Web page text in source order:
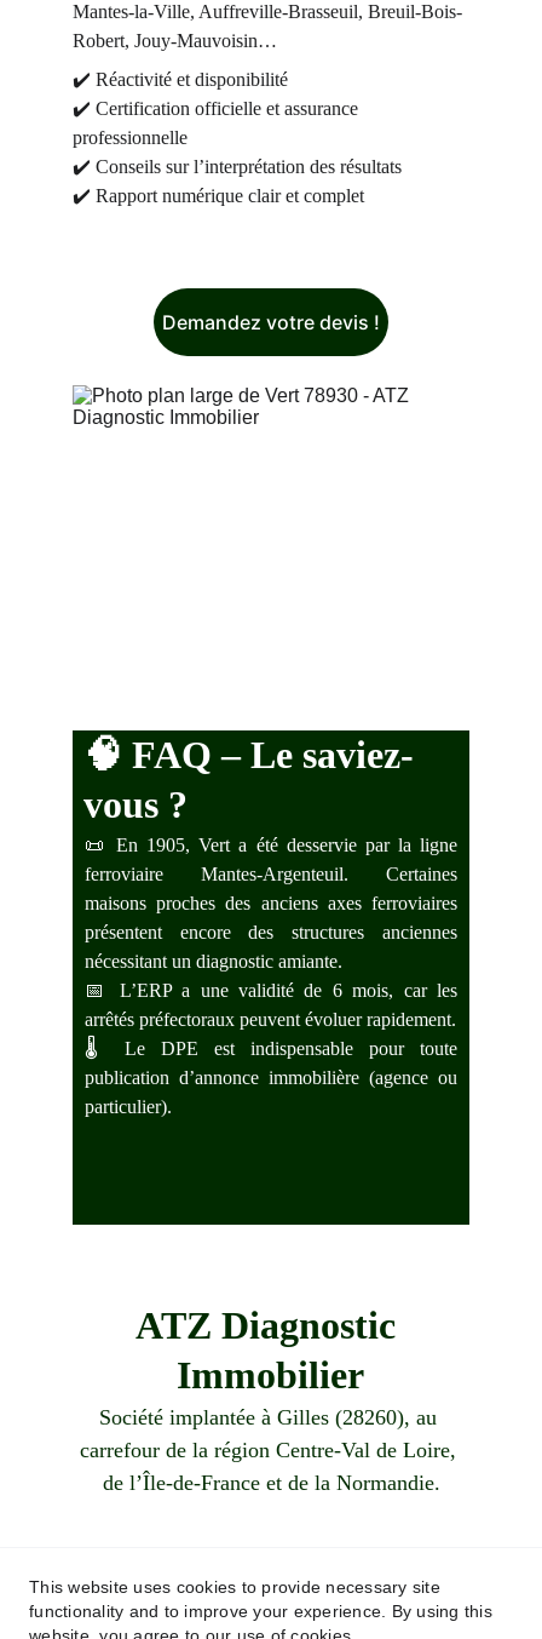
Demandez votre devis !
🧠 FAQ – Le saviez-
vous ?
📜 En 1905, Vert a été desservie par la ligne
ferroviaire Mantes-Argenteuil. Certaines
maisons proches des anciens axes ferroviaires
présentent encore des structures anciennes
nécessitant un diagnostic amiante.
📅 L’ERP a une validité de 6 mois, car les
arrêtés préfectoraux peuvent évoluer rapidement.
🌡️ Le DPE est indispensable pour toute
publication d’annonce immobilière (agence ou
particulier).
Mantes-la-Ville, Auffreville-Brasseuil, Breuil-Bois-
Robert, Jouy-Mauvoisin…
✔️ Réactivité et disponibilité
✔️ Certification officielle et assurance
professionnelle
✔️ Conseils sur l’interprétation des résultats
✔️ Rapport numérique clair et complet
ATZ Diagnostic
Immobilier
06 83 87 26 15
Société implantée à Gilles (28260), au
carrefour de la région Centre-Val de Loire,
de l’Île-de-France et de la Normandie.
This website uses cookies to provide necessary site
functionality and to improve your experience. By using this